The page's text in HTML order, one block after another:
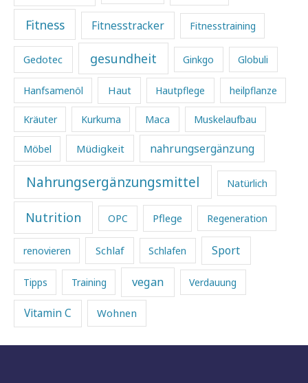
Fitness Fitnesstracker Fitnesstraining
Gedotec gesundheit Ginkgo Globuli
Hanfsamenöl Haut Hautpflege heilpflanze
Kräuter Kurkuma Maca Muskelaufbau
Möbel Müdigkeit nahrungsergänzung
Nahrungsergänzungsmittel Natürlich
Nutrition OPC Pflege Regeneration
renovieren Schlaf Schlafen Sport
Tipps Training vegan Verdauung
Vitamin C Wohnen